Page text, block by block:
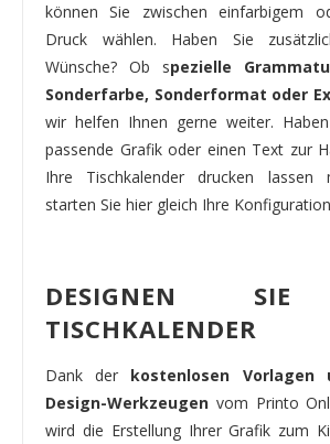
können Sie zwischen einfarbigem
Druck wählen. Haben Sie
Wünsche? Ob spezielle
Sonderfarbe, Sonderformat oder
wir helfen Ihnen gerne weiter.
passende Grafik oder einen Text zur
Ihre Tischkalender drucken lassen
starten Sie hier gleich Ihre
DESIGNEN SIE
TISCHKALENDER
Dank der kostenlosen Vorlagen
Design-Werkzeugen vom Printo
wird die Erstellung Ihrer Grafik zum